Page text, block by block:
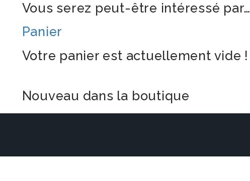
Vous serez peut-être intéressé par…
Panier
Votre panier est actuellement vide !
Nouveau dans la boutique